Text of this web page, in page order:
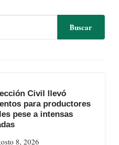
Civil llevó
para productores
pese a intensas
8, 2026